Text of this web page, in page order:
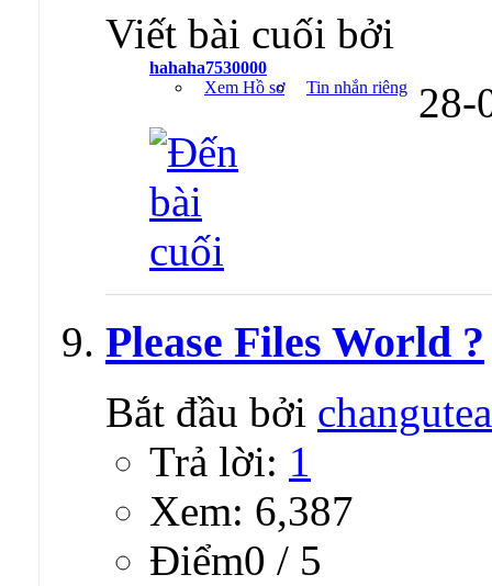
Viết bài cuối bởi
hahaha7530000
Xem Hồ sơ
Tin nhắn riêng 28-
Please Files World ?
Bắt đầu bởi
Trả lời: 1
Xem: 6,387
Ðiểm0 / 5